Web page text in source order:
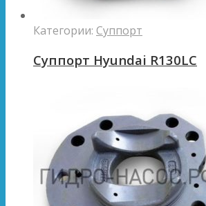
Категории: Суппорт
Суппорт Hyundai R130LC